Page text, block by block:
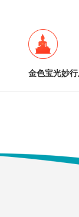
金色宝光妙